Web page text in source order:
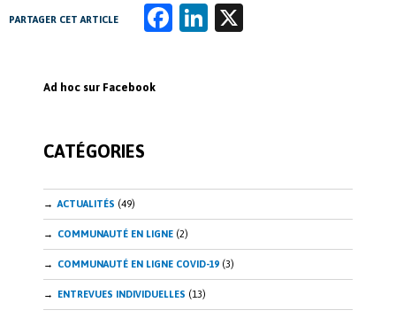
PARTAGER CET ARTICLE
Fa Li
Ad hoc sur Facebook
CATÉGORIES
ACTUALITÉS (49)
COMMUNAUTÉ EN LIGNE (2)
COMMUNAUTÉ EN LIGNE COVID-19 (3)
ENTREVUES INDIVIDUELLES (13)